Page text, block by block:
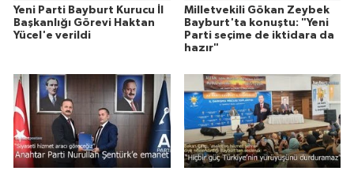
Yeni Parti Bayburt Kurucu İl
Başkanlığı Görevi Haktan
Yücel'e verildi
Milletvekili Gökan Zeybek
Bayburt'ta konuştu: "Yeni
Parti seçime de iktidara da
hazır"